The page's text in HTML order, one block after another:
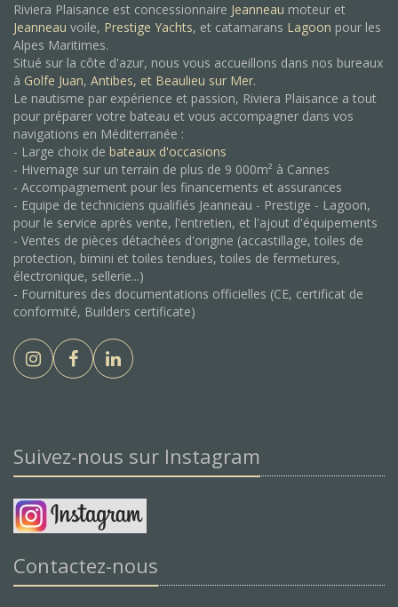
Riviera Plaisance est concessionnaire Jeanneau moteur et
Jeanneau voile, Prestige Yachts, et catamarans Lagoon pour les
Alpes Maritimes.
Situé sur la côte d'azur, nous vous accueillons dans nos bureaux
à Golfe Juan, Antibes, et Beaulieu sur Mer.
Le nautisme par expérience et passion, Riviera Plaisance a tout
pour préparer votre bateau et vous accompagner dans vos
navigations en Méditerranée :
- Large choix de bateaux d'occasions
- Hivernage sur un terrain de plus de 9 000m² à Cannes
- Accompagnement pour les financements et assurances
- Equipe de techniciens qualifiés Jeanneau - Prestige - Lagoon,
pour le service après vente, l'entretien, et l'ajout d'équipements
- Ventes de pièces détachées d'origine (accastillage, toiles de
protection, bimini et toiles tendues, toiles de fermetures,
électronique, sellerie...)
- Fournitures des documentations officielles (CE, certificat de
conformité, Builders certificate)
Suivez-nous sur Instagram
Contactez-nous